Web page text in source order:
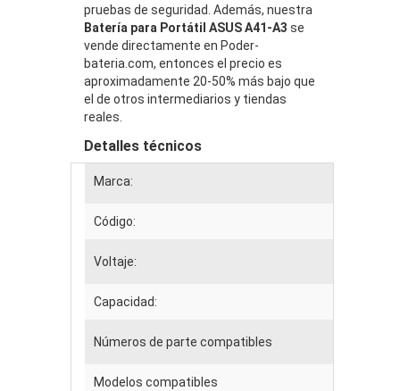
pruebas de seguridad. Además, nuestra
Batería para Portátil ASUS A41-A3 se
vende directamente en Poder-
bateria.com, entonces el precio es
aproximadamente 20-50% más bajo que
el de otros intermediarios y tiendas
reales.
Detalles técnicos
Marca:
Código:
Voltaje:
Capacidad:
Números de parte compatibles
Modelos compatibles